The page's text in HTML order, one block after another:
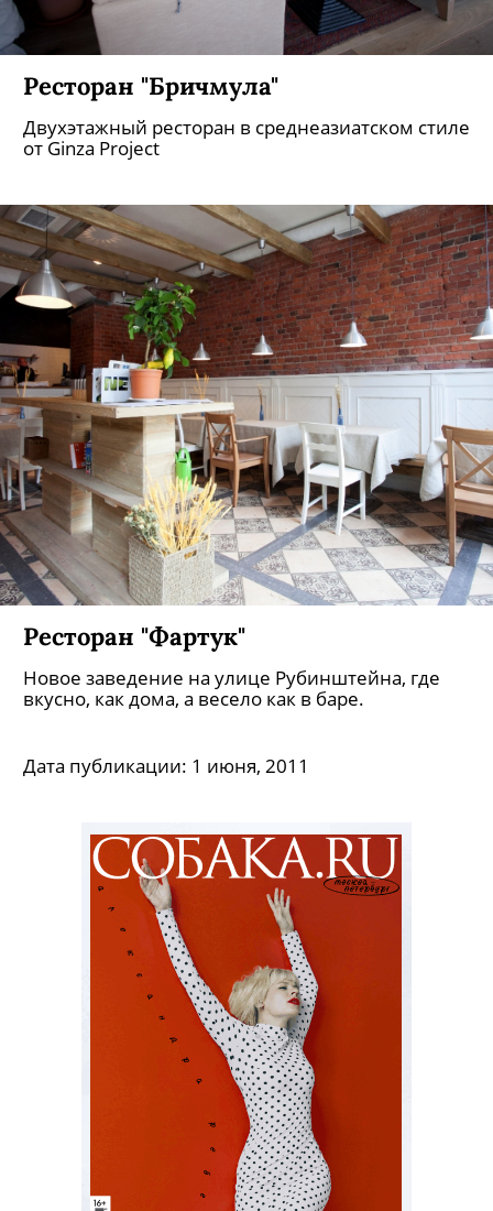
Ресторан "Бричмула"
Двухэтажный ресторан в среднеазиатском стиле
от Ginza Project
Ресторан "Фартук"
Новое заведение на улице Рубинштейна, где
вкусно, как дома, а весело как в баре.
Дата публикации: 1 июня, 2011